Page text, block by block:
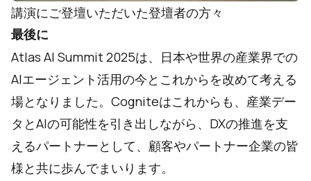
講演にご登壇いただいた登壇者の方々
最後に
Atlas AI Summit 2025は、日本や世界の産業界での
AIエージェント活用の今とこれからを改めて考える
場となりました。Cogniteはこれからも、産業デー
タとAIの可能性を引き出しながら、DXの推進を支
えるパートナーとして、顧客やパートナー企業の皆
様と共に歩んでまいります。